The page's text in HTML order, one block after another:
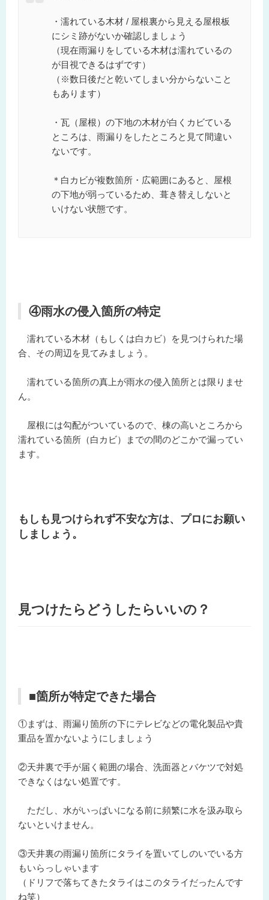
・濡れている木材 / 屋根裏から見える屋根板
にシミ跡がないか確認しましょう
（現在雨漏りをしている木材は濡れているの
が目視できるはずです）
（※数日後だと乾いてしまい分からないこと
もあります）
・瓦（屋根）の下地の木材が白くカビている
ところは、雨漏りをしたところと見て間違い
ないです。
＊白カビが複数箇所・広範囲にあると、屋根
の下地が弱っているため、葺き替えしないと
いけない状態です。
④雨水の侵入箇所の特定
濡れている木材（もしくは白カビ）を見つけられた場
合、その周辺を見てみましょう。
濡れている箇所の真上が雨水の侵入箇所とは限りませ
ん。
屋根には勾配がついているので、棟の高いところから
濡れている箇所（白カビ）までの間のどこかで漏ってい
ます。
もしも見つけられず不安な方は、プロにお願い
しましょう。
見つけたらどうしたらいいの？
■箇所が特定できた場合
①まずは、雨漏り箇所の下にテレビなどの電化製品や貴
重品を置かないようにしましょう
②天井裏で手が届く範囲の場合、洗面器とバケツで対処
できなくはない処置です。
ただし、水がいっぱいになる前に頻繁に水を汲み取ら
ないといけません。
③天井裏の雨漏り箇所にタライを置いてしのいでいる方
もいらっしゃいます
（ドリフで落ちてきたタライはこのタライだったんです
ね笑）